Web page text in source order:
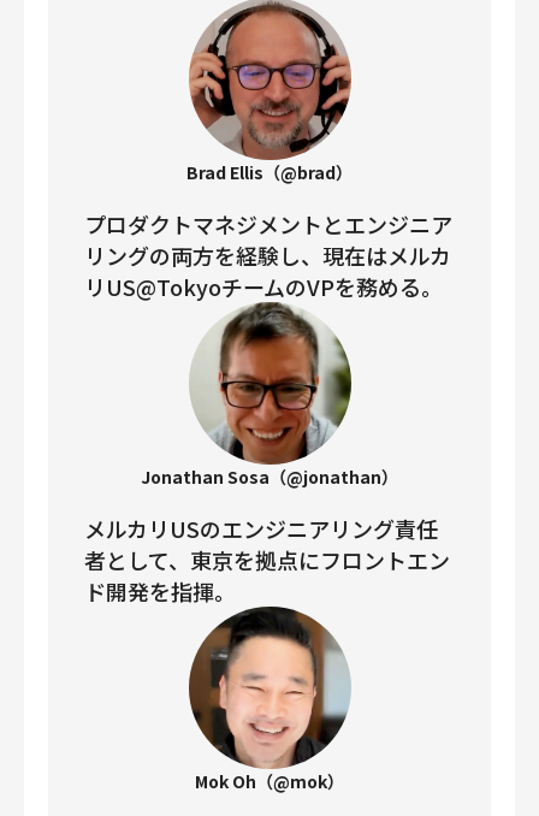
Brad Ellis（@brad）
プロダクトマネジメントとエンジニア
リングの両方を経験し、現在はメルカ
リUS@TokyoチームのVPを務める。
Jonathan Sosa（@jonathan）
メルカリUSのエンジニアリング責任
者として、東京を拠点にフロントエン
ド開発を指揮。
Mok Oh（@mok）